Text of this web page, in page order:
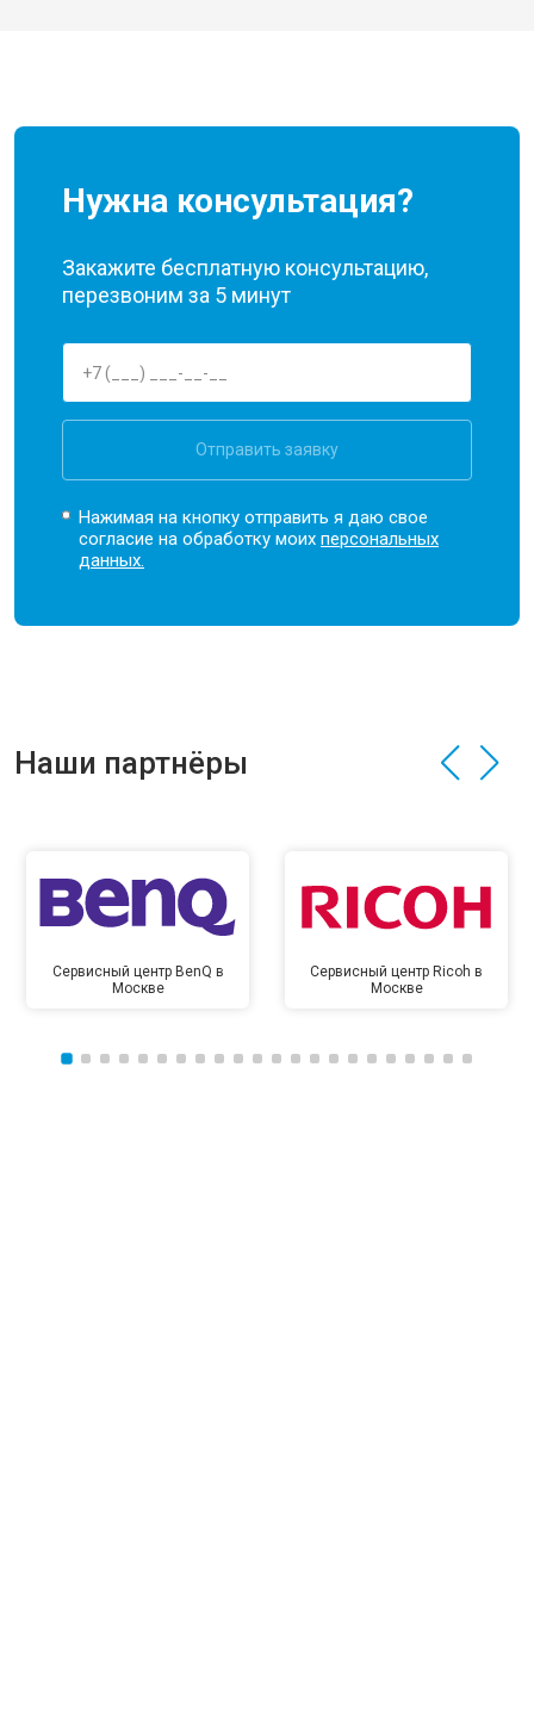
Нужна консультация?
Закажите бесплатную консультацию,
перезвоним за 5 минут
Отправить заявку
Нажимая на кнопку отправить я даю свое
согласие на обработку моихперсональных
данных.
Наши партнёры
Сервисный центр BenQ в
Москве
Сервисный центр Ricoh в
Москве